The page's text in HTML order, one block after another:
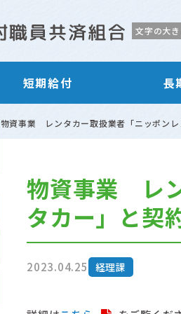
文字の大き
短期給付 長
物資事業 レンタカー取扱業者「ニッポンレ
物資事業 レ
タカー」と契
2023.04.25 経理課